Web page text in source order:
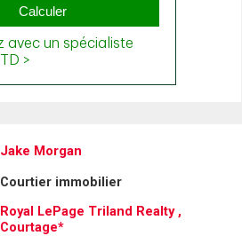
Jake Morgan
Courtier immobilier
Royal LePage Triland Realty ,
Courtage*